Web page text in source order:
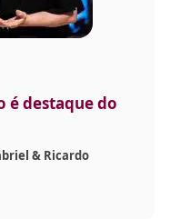
é destaque do
& Ricardo